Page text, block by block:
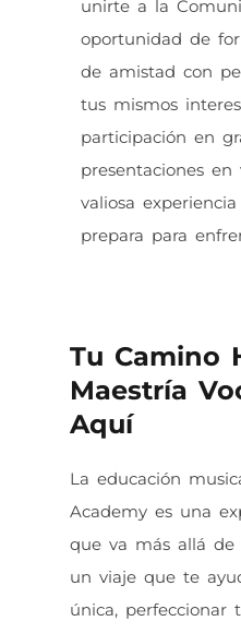
unirte a la
oportunidad de
de amistad con
tus mismos
participación en
presentaciones
valiosa
prepara para
Tu Camino
Maestría
Aquí
La educación
Academy es una
que va más allá de
un viaje que te
única, perfeccionar